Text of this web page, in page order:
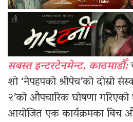
सबस्त इन्टरटेनमेन्ट, काठमाडौँ:
शो ‘नेपहपको श्रीपेच’को दोस्रो
२’को औपचारिक घोषणा गरिएको
आयोजित एक कार्यक्रमका बिच